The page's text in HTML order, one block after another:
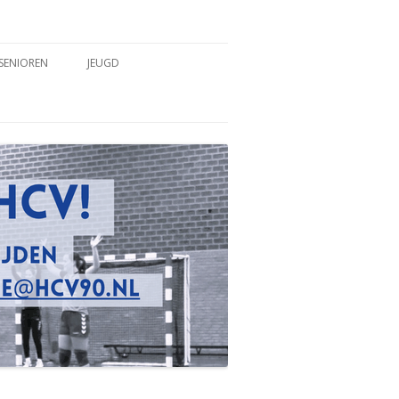
SENIOREN
TRAININGSTIJDEN
WEDSTRIJDVERSLAGEN
JEUGD
TRAININGSTIJDEN
WEDSTRIJDVERSLAGEN
SPELREGELS